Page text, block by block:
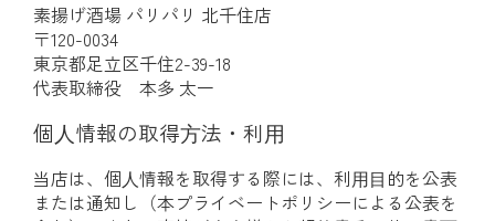
素揚げ酒場 パリパリ 北千住店
〒120-0034
東京都足立区千住2-39-18
代表取締役 本多 太一
個⼈情報の取得⽅法・利⽤
当店は、個⼈情報を取得する際には、利⽤⽬的を公表
または通知し（本プライベートポリシーによる公表を